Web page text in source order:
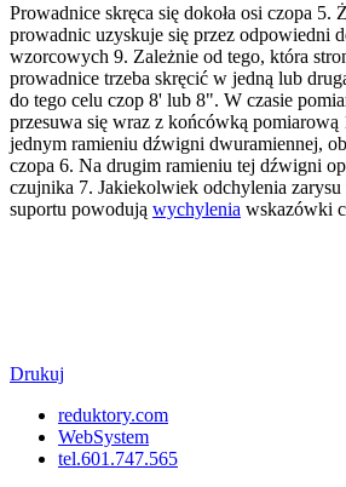
Prowadnice skręca się dokoła osi czopa 5.
prowadnic uzyskuje się przez odpowiedni
wzorcowych 9. Zależnie od tego, która
prowadnice trzeba skręcić w jedną lub
do tego celu czop 8' lub 8". W czasie
przesuwa się wraz z końcówką pomiarową
jednym ramieniu dźwigni dwuramiennej,
czopa 6. Na drugim ramieniu tej dźwigni
czujnika 7. Jakiekolwiek odchylenia
suportu powodują wychylenia wskazówki
Drukuj
reduktory.com
WebSystem
tel.601.747.565